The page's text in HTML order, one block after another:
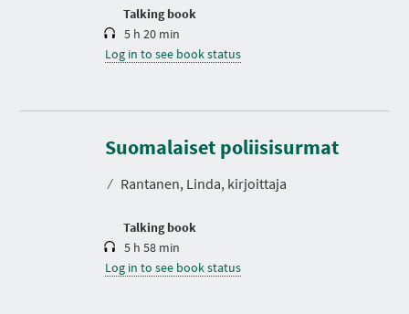
Talking book
5 h 20 min
Log in to see book status
Suomalaiset poliisisurmat
⁄ Rantanen, Linda, kirjoittaja
Talking book
D
r
a
i
5 h 58 min
Log in to see book status